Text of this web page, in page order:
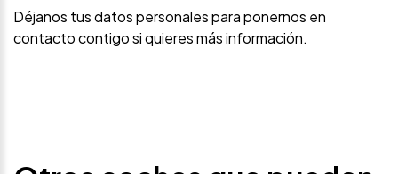
Déjanos tus datos personales para ponernos en
contacto contigo si quieres más información.